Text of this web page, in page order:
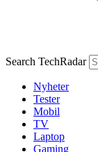
Search TechRadar
Nyheter
Tester
Mobil
TV
Laptop
Gaming